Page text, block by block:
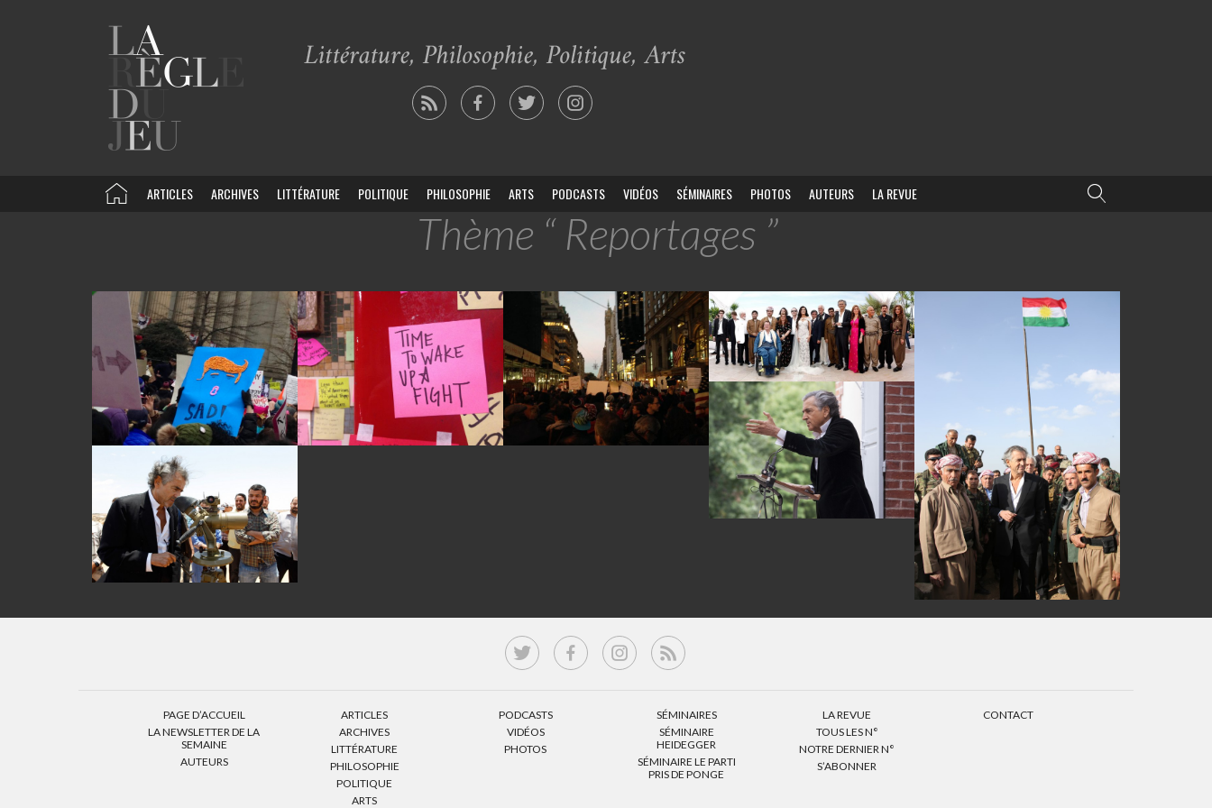
ARTICLES ARCHIVES LITTÉRATURE POLITIQUE PHILOSOPHIE ARTS PODCASTS VIDÉOS SÉMINAIRES PHOTOS AUTEURS LA REVUE
Thème “ Reportages ”
PAGE D’ACCUEIL
LA NEWSLETTER DE LA
SEMAINE
AUTEURS
ARTICLES
ARCHIVES
LITTÉRATURE
PHILOSOPHIE
POLITIQUE
ARTS
PODCASTS
VIDÉOS
PHOTOS
SÉMINAIRES
SÉMINAIRE
HEIDEGGER
SÉMINAIRE LE PARTI
PRIS DE PONGE
LA REVUE
TOUS LES N°
NOTRE DERNIER N°
S’ABONNER
CONTACT